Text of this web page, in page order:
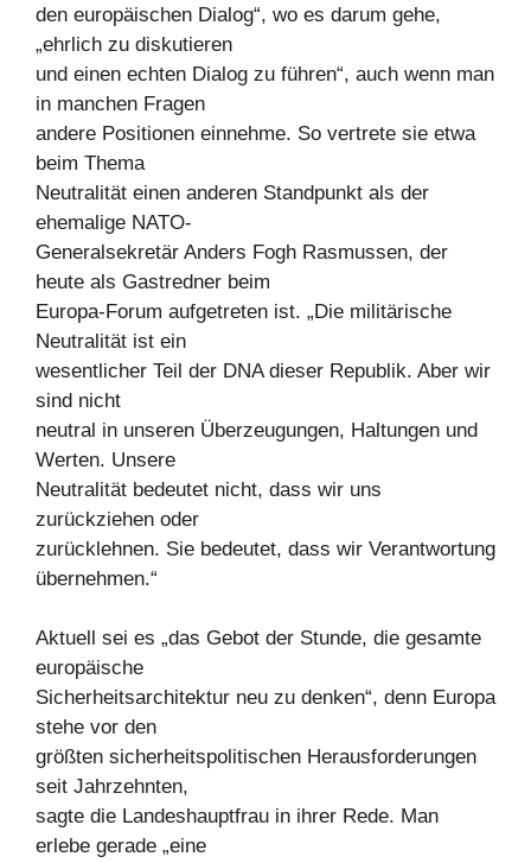
den europäischen Dialog“, wo es darum gehe,
„ehrlich zu diskutieren
und einen echten Dialog zu führen“, auch wenn man
in manchen Fragen
andere Positionen einnehme. So vertrete sie etwa
beim Thema
Neutralität einen anderen Standpunkt als der
ehemalige NATO-
Generalsekretär Anders Fogh Rasmussen, der
heute als Gastredner beim
Europa-Forum aufgetreten ist. „Die militärische
Neutralität ist ein
wesentlicher Teil der DNA dieser Republik. Aber wir
sind nicht
neutral in unseren Überzeugungen, Haltungen und
Werten. Unsere
Neutralität bedeutet nicht, dass wir uns
zurückziehen oder
zurücklehnen. Sie bedeutet, dass wir Verantwortung
übernehmen.“
Aktuell sei es „das Gebot der Stunde, die gesamte
europäische
Sicherheitsarchitektur neu zu denken“, denn Europa
stehe vor den
größten sicherheitspolitischen Herausforderungen
seit Jahrzehnten,
sagte die Landeshauptfrau in ihrer Rede. Man
erlebe gerade „eine